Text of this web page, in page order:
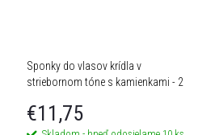
Sponky do vlasov krídla v
striebornom tóne s kamienkami - 2
€11,75